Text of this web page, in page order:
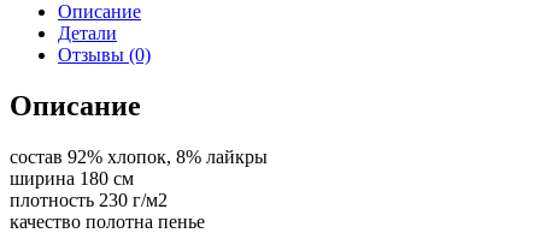
Описание
Детали
Отзывы (0)
Описание
состав 92% хлопок, 8% лайкры
ширина 180 см
плотность 230 г/м2
качество полотна пенье